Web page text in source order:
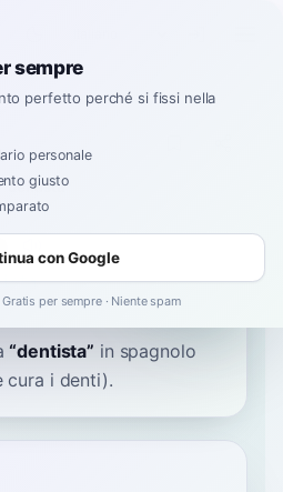
›dentista
“dentista” in spagnolo
cura i denti).
sempre
perfetto perché si fissi nella
personale
giusto
con Google
per sempre · Niente spam